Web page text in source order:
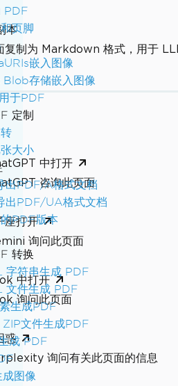
PDF
页脚
嵌入图像
存储嵌入图像
于PDF
定制
大小
出PDF/A格式文档
出PDF/UA格式文档
PDF版本
转换
字符串生成 PDF
文件生成 PDF
生成PDF
ZIP文件生成PDF
成 PDF
图像
本
复制为 Markdown 格式，用于
中打开
咨询此页面
座打开
询问此页面
中打开
询问此页面
惑
询问有关此页面的信息